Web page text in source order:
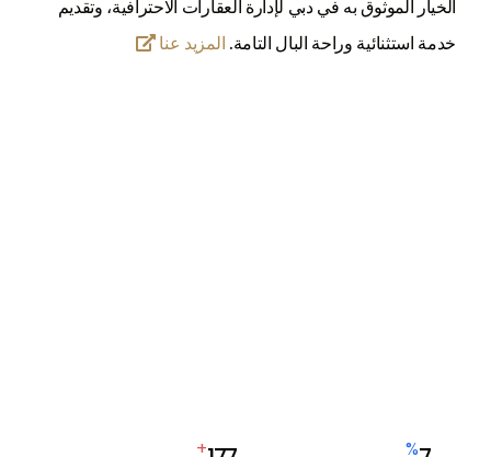
الخيار الموثوق به في دبي لإدارة العقارات الاحترافية، وتقديم
خدمة استثنائية وراحة البال التامة. المزيد عنا
%
+